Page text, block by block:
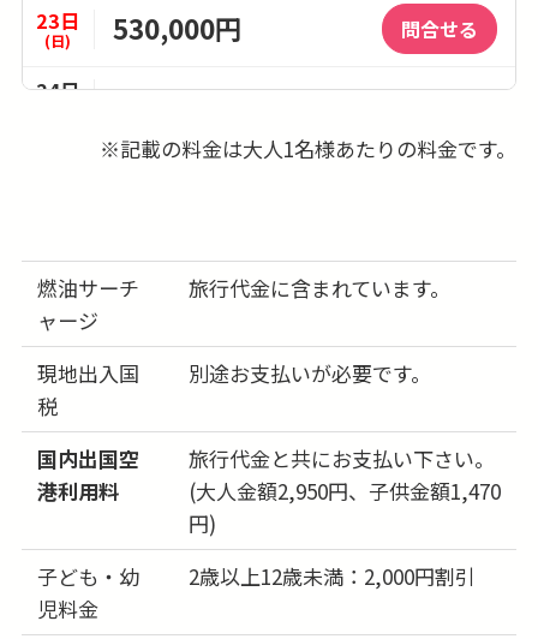
23日
(日) 530,000円 問合せる
24日 -
510,000円
27日
(木) 492,000円
28日 -
29日
(土) 530,000円 問合せる
510,000円
31日
(月)
※記載の料金は大人1名様あたりの料金です。
燃油サーチ
ャージ
旅行代金に含まれています。
現地出入国
税
別途お支払いが必要です。
国内出国空
港利用料
旅行代金と共にお支払い下さい。
(大人金額2,950円、子供金額1,470
円)
子ども・幼
児料金
2歳以上12歳未満：2,000円割引